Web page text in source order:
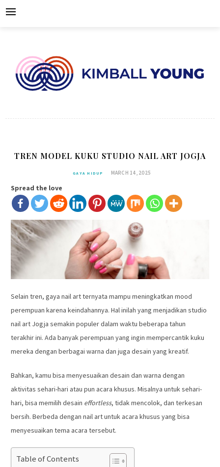
TREN MODEL KUKU STUDIO NAIL ART JOGJA
GAYA HIDUP MARCH 14, 2025
Spread the love
Selain tren, gaya nail art ternyata mampu meningkatkan mood
perempuan karena keindahannya. Hal inilah yang menjadikan studio
nail art Jogja semakin populer dalam waktu beberapa tahun
terakhir ini. Ada banyak perempuan yang ingin mempercantik kuku
mereka dengan berbagai warna dan juga desain yang kreatif.
Bahkan, kamu bisa menyesuaikan desain dan warna dengan
aktivitas sehari-hari atau pun acara khusus. Misalnya untuk sehari-
hari, bisa memilih desain effortless, tidak mencolok, dan terkesan
bersih. Berbeda dengan nail art untuk acara khusus yang bisa
menyesuaikan tema acara tersebut.
Table of Contents